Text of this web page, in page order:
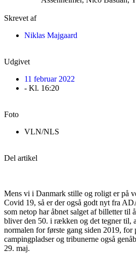
Skrevet af
Niklas Majgaard
Udgivet
11 februar 2022
- Kl. 16:20
Foto
VLN/NLS
Del artikel
Mens vi i Danmark stille og roligt er på
Covid 19, så er der også godt nyt fra
som netop har åbnet salget af billetter til
bliver den 50. i rækken og det tegner til,
normalen for første gang siden 2019, for
campingpladser og tribunerne også
29. maj.